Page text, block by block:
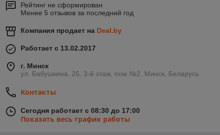
Рейтинг не сформирован
Менее 5 отзывов за последний год
Компания продает на Deal.by
Работает с 13.02.2017
г. Минск
ул. Бабушкина, 25, 3-й этаж, пом №2, Минск, Беларусь
Контакты
Сегодня работает с 08:30 до 17:00
Показать весь график работы